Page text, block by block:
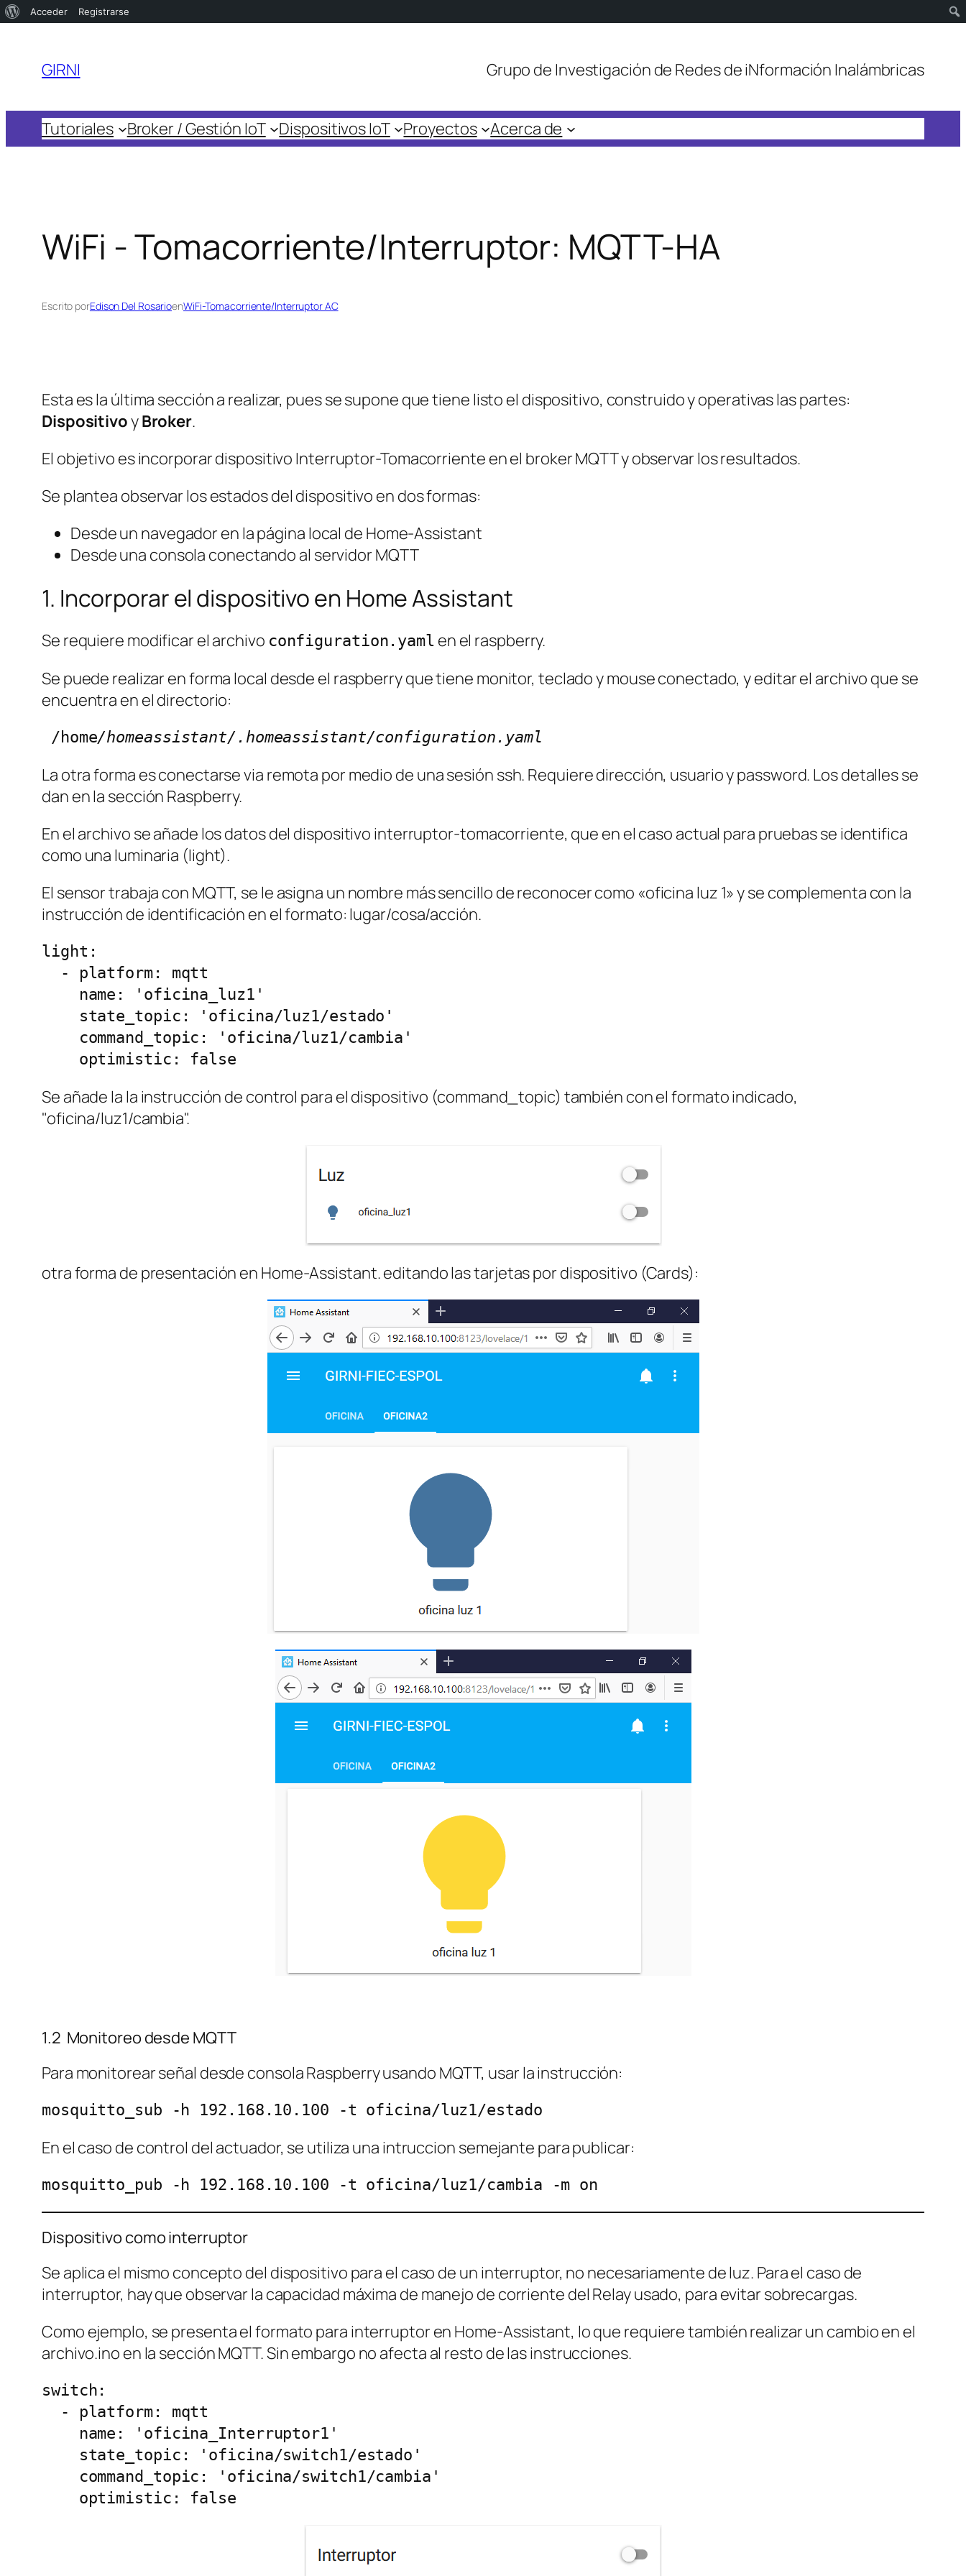
Acerca
Acceder Registrarse
contenido
GIRNI Grupo de Investigación de Redes de iNformación Inalámbricas
Tutoriales Broker / Gestión IoT Dispositivos IoT Proyectos Acerca de
WiFi - Tomacorriente/Interruptor: MQTT-HA
Escrito porEdison Del RosarioenWiFi-Tomacorriente/Interruptor AC
Esta es la última sección a realizar, pues se supone que tiene listo el dispositivo, construido y operativas las partes:
DispositivoyBroker.
El objetivo es incorporar dispositivo Interruptor-Tomacorriente en el broker MQTT y observar los resultados.
Se plantea observar los estados del dispositivo en dos formas:
Desde un navegador en la página local de Home-Assistant
Desde una consola conectando al servidor MQTT
1. Incorporar el dispositivo en Home Assistant
Se requiere modificar el archivo configuration.yaml en el raspberry.
Se puede realizar en forma local desde el raspberry que tiene monitor, teclado y mouse conectado, y editar el archivo que se
encuentra en el directorio:
/home/homeassistant/.homeassistant/configuration.yaml
La otra forma es conectarse via remota por medio de una sesión ssh. Requiere dirección, usuario y password. Los detalles se
dan en la sección Raspberry.
En el archivo se añade los datos del dispositivo interruptor-tomacorriente, que en el caso actual para pruebas se identifica
como una luminaria (light).
El sensor trabaja con MQTT, se le asigna un nombre más sencillo de reconocer como «oficina luz 1» y se complementa con la
instrucción de identificación en el formato: lugar/cosa/acción.
light:
    optimistic: false
Se añade la la instrucción de control para el dispositivo (command_topic) también con el formato indicado,
"oficina/luz1/cambia".
otra forma de presentación en Home-Assistant. editando las tarjetas por dispositivo (Cards):
1.2 Monitoreo desde MQTT
Para monitorear señal desde consola Raspberry usando MQTT, usar la instrucción:
mosquitto_sub -h 192.168.10.100 -t oficina/luz1/estado
En el caso de control del actuador, se utiliza una intruccion semejante para publicar:
mosquitto_pub -h 192.168.10.100 -t oficina/luz1/cambia -m on
Dispositivo como interruptor
Se aplica el mismo concepto del dispositivo para el caso de un interruptor, no necesariamente de luz. Para el caso de
interruptor, hay que observar la capacidad máxima de manejo de corriente del Relay usado, para evitar sobrecargas.
Como ejemplo, se presenta el formato para interruptor en Home-Assistant, lo que requiere también realizar un cambio en el
archivo.ino en la sección MQTT. Sin embargo no afecta al resto de las instrucciones.
switch:
    optimistic: false